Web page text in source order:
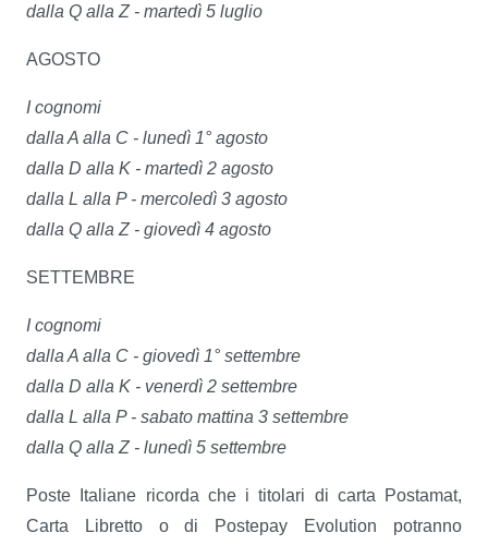
dalla Q alla Z - martedì 5 luglio
AGOSTO
I cognomi
dalla A alla C - lunedì 1° agosto
dalla D alla K - martedì 2 agosto
dalla L alla P - mercoledì 3 agosto
dalla Q alla Z - giovedì 4 agosto
SETTEMBRE
I cognomi
dalla A alla C - giovedì 1° settembre
dalla D alla K - venerdì 2 settembre
dalla L alla P - sabato mattina 3 settembre
dalla Q alla Z - lunedì 5 settembre
Poste Italiane ricorda che i titolari di carta Postamat,
Carta Libretto o di Postepay Evolution potranno